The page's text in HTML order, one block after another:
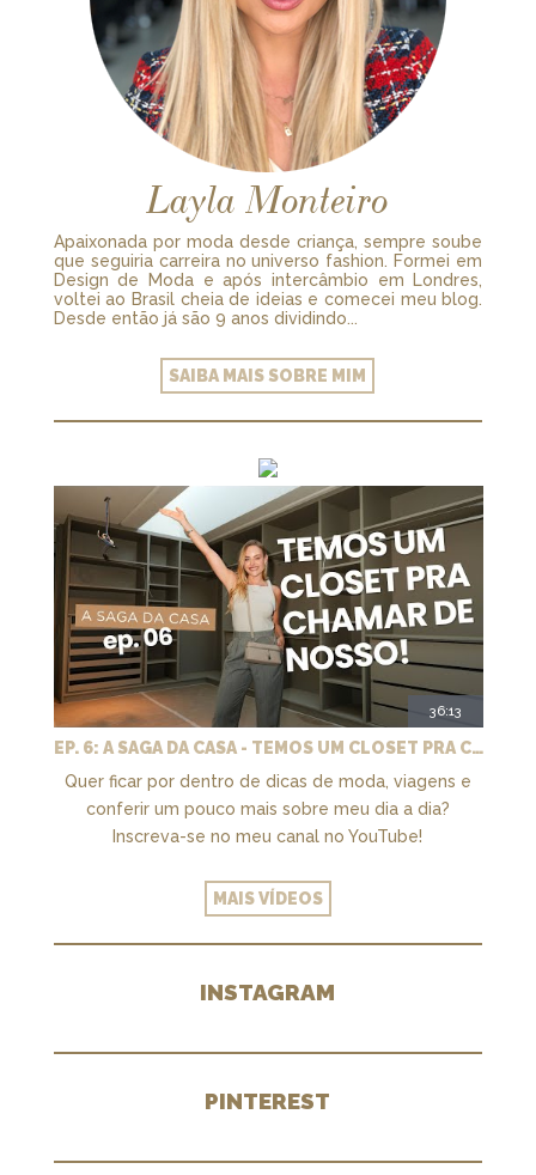
Layla Monteiro
Apaixonada por moda desde criança, sempre soube
que seguiria carreira no universo fashion. Formei em
Design de Moda e após intercâmbio em Londres,
voltei ao Brasil cheia de ideias e comecei meu blog.
Desde então já são 9 anos dividindo...
SAIBA MAIS SOBRE MIM
36:13
EP. 6: A SAGA DA CASA - TEMOS UM CLOSET PRA CHAMAR DE NOSSO + MARCENARIA E PAISAGISMO
Quer ficar por dentro de dicas de moda, viagens e
conferir um pouco mais sobre meu dia a dia?
Inscreva-se no meu canal no YouTube!
MAIS VÍDEOS
INSTAGRAM
PINTEREST